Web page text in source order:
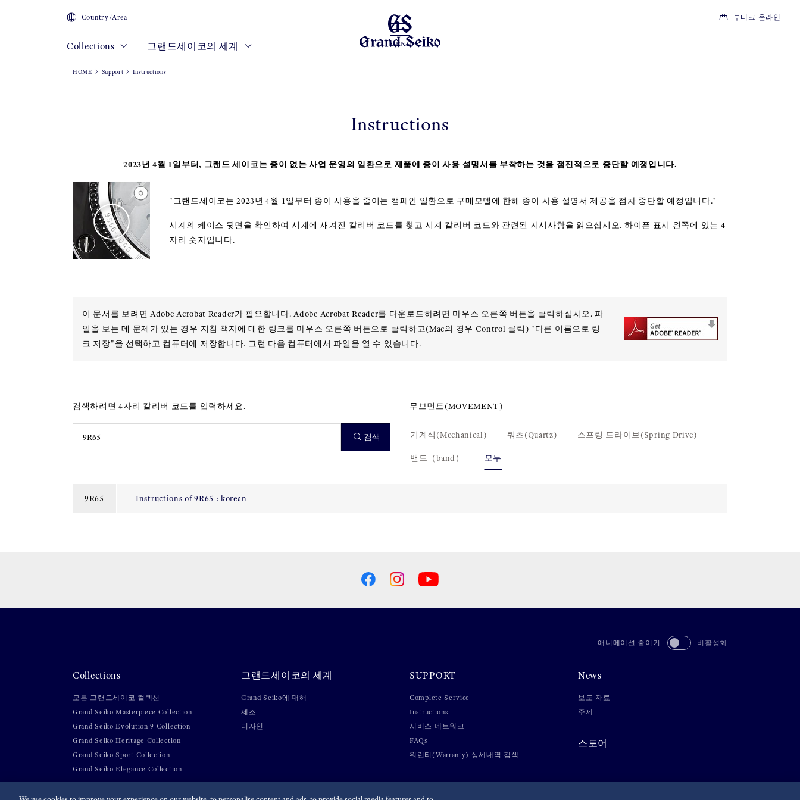
MENU
Country/Area
Collections 그랜드세이코의 세계
부티크 온라인
Instructions
HOME Support Instructions
2023년 4월 1일부터, 그랜드 세이코는 종이 없는 사업 운영의 일환으로 제품에 종이 사용 설명서를 부착하는 것을 점진적으로 중단할 예정입니다.
"그랜드세이코는 2023년 4월 1일부터 종이 사용을 줄이는 캠페인 일환으로 구매모델에 한해 종이 사용 설명서 제공을 점차 중단할 예정입니다."
시계의 케이스 뒷면을 확인하여 시계에 새겨진 칼리버 코드를 찾고 시계 칼리버 코드와 관련된 지시사항을 읽으십시오. 하이픈 표시 왼쪽에 있는 4
자리 숫자입니다.
이 문서를 보려면 Adobe Acrobat Reader가 필요합니다. Adobe Acrobat Reader를 다운로드하려면 마우스 오른쪽 버튼을 클릭하십시오. 파
일을 보는 데 문제가 있는 경우 지침 책자에 대한 링크를 마우스 오른쪽 버튼으로 클릭하고(Mac의 경우 Control 클릭) "다른 이름으로 링
크 저장"을 선택하고 컴퓨터에 저장합니다. 그런 다음 컴퓨터에서 파일을 열 수 있습니다.
검색하려면 4자리 칼리버 코드를 입력하세요.
검색
무브먼트(MOVEMENT)
기계식(Mechanical) 쿼츠(Quartz) 스프링 드라이브(Spring Drive)
밴드（band） 모두
9R65 Instructions of 9R65 : korean
애니메이션 줄이기 비활성화
Collections
모든 그랜드세이코 컬렉션
Grand Seiko Masterpiece Collection
Grand Seiko Evolution 9 Collection
Grand Seiko Heritage Collection
Grand Seiko Sport Collection
Grand Seiko Elegance Collection
그랜드세이코의 세계
Grand Seiko에 대해
제조
디자인
SUPPORT
Complete Service
Instructions
서비스 네트워크
FAQs
워런티(Warranty) 상세내역 검색
News
보도 자료
주제
스토어